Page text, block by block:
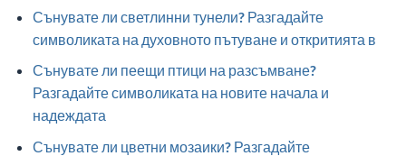
Сънувате ли светлинни тунели? Разгадайте
символиката на духовното пътуване и откритията в
Сънувате ли пеещи птици на разсъмване?
Разгадайте символиката на новите начала и
надеждата
Сънувате ли цветни мозаики? Разгадайте